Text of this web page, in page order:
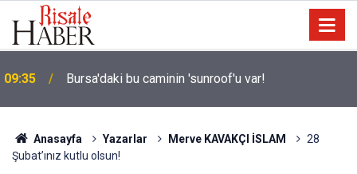
09:35 Bursa'daki bu caminin 'sunroof'u var!
Anasayfa Yazarlar Merve KAVAKÇI İSLAM
28
Şubat’ınız kutlu olsun!